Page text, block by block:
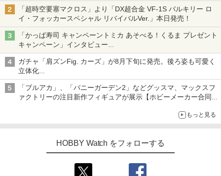
「超時空要塞マクロス」より「DX超合金 VF-1S バルキリー ロ
イ・フォッカースペシャル リバイバルVer.」本日発売！
「かっぱ寿司 キャンペーントミカ あそべる！くるま プレゼント
キャンペーン」インタビュー
子どもが楽しめるかっぱ寿司ならではの体験とコラボの楽しさを
追求
ガチャ「肩ズンFig. カーズ」が8月下旬に発売。後ろ姿も可愛く
立体化
ライトニング・マックィーンやメーターなど4種がラインナップ
「ブルアカ」、「バニーガーデン2」などグッスマ、マックスフ
ァクトリーの注目新作フィギュアが展示【ホビーメーカー合同展
もっと見る
HOBBY Watch をフォローする